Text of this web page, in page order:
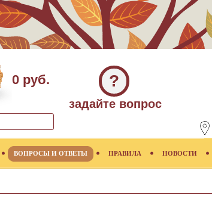
0 руб. ?
задайте вопрос
ВОПРОСЫ И ОТВЕТЫ ПРАВИЛА НОВОСТИ